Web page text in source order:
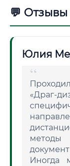
💬
Юлия
Иногда